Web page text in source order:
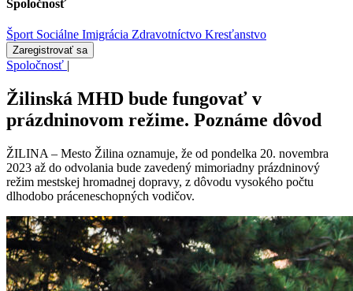
Spoločnosť
Šport Sociálne Imigrácia Zdravotníctvo Kresťanstvo
Zaregistrovať sa
Spoločnosť |
Žilinská MHD bude fungovať v
prázdninovom režime. Poznáme dôvod
ŽILINA – Mesto Žilina oznamuje, že od pondelka 20. novembra
2023 až do odvolania bude zavedený mimoriadny prázdninový
režim mestskej hromadnej dopravy, z dôvodu vysokého počtu
dlhodobo práceneschopných vodičov.